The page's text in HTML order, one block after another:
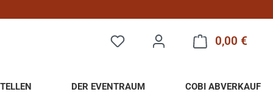
0,00 €
DER EVENTRAUM COBI ABVERKAUF